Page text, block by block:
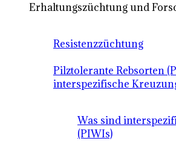
Erhaltungszüchtung und
Resistenzzüchtung
Pilztolerante Rebsorten
interspezifische
Was sind
(PIWIs)